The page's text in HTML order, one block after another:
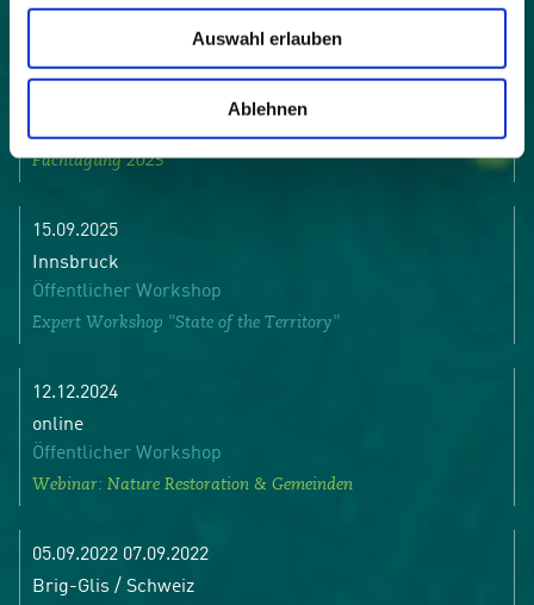
Auswahl erlauben
Ablehnen
07.10.2025 08.10.2025
Fachtagung 2025
15.09.2025
Innsbruck
Öffentlicher Workshop
Expert Workshop "State of the Territory"
12.12.2024
online
Öffentlicher Workshop
Webinar: Nature Restoration & Gemeinden
05.09.2022 07.09.2022
Brig-Glis / Schweiz